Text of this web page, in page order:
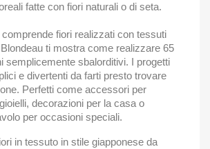
fatte con fiori naturali o di seta.
fiori realizzati con tessuti
ti mostra come realizzare 65
semplicemente sbalorditivi. I progetti
e divertenti da farti presto trovare
Perfetti come accessori per
decorazioni per la casa o
per occasioni speciali.
in tessuto in stile giapponese da